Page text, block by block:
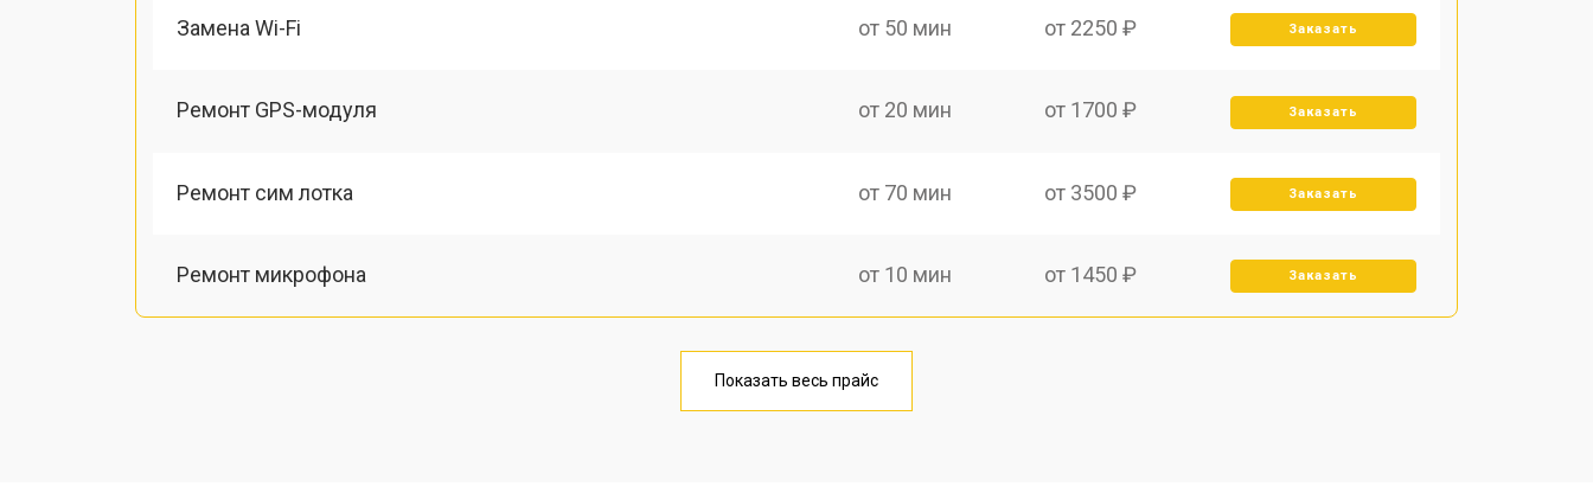
Замена Wi-Fi от 50 мин от 2250 ₽ Заказать
Ремонт GPS-модуля от 20 мин от 1700 ₽ Заказать
Ремонт сим лотка от 70 мин от 3500 ₽ Заказать
Ремонт микрофона от 10 мин от 1450 ₽ Заказать
от 40 мин
Показать весь прайс